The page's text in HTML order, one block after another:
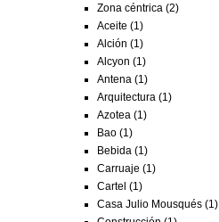
Zona céntrica (2)
Aceite (1)
Alción (1)
Alcyon (1)
Antena (1)
Arquitectura (1)
Azotea (1)
Bao (1)
Bebida (1)
Carruaje (1)
Cartel (1)
Casa Julio Mousqués (1)